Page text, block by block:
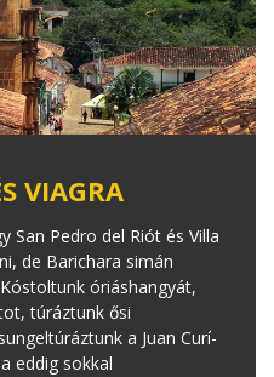
VIAGRA
San Pedro del Riót és Villa
de Barichara simán
óriáshangyát,
túráztunk ősi
a Juan Curí-
eddig sokkal